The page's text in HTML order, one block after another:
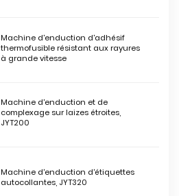
Machine d'enduction d'adhésif
thermofusible résistant aux rayures
à grande vitesse
Machine d'enduction et de
complexage sur laizes étroites,
JYT200
Machine d'enduction d'étiquettes
autocollantes, JYT320